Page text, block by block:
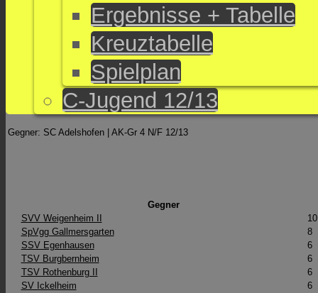
Ergebnisse + Tabelle
Kreuztabelle
Spielplan
C-Jugend 12/13
Gegner: SC Adelshofen | AK-Gr 4 N/F 12/13
Gegner
SVV Weigenheim II
10
SpVgg Gallmersgarten
8
SSV Egenhausen
6
TSV Burgbernheim
6
TSV Rothenburg II
6
SV Ickelheim
6